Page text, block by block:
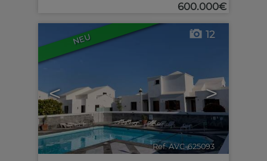
600.000€
NEU
< >
12
Ref. AVC-625093 🔗